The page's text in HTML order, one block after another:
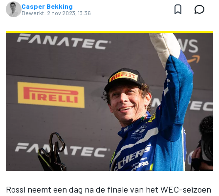
Casper Bekking
Bewerkt: 2 nov 2023, 13:36
Rossi neemt een dag na de finale van het WEC-seizoen